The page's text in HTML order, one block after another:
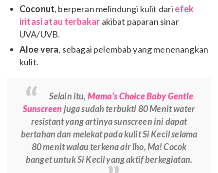
Coconut, berperan melindungi kulit dari efek
iritasi atau terbakar akibat paparan sinar
UVA/UVB.
Aloe vera, sebagai pelembab yang menenangkan
kulit.
Selain itu, Mama’s Choice Baby Gentle
Sunscreenjuga sudah terbukti 80 Menitwater
resistantyang artinya sunscreen ini dapat
bertahan dan melekat pada kulit Si Kecil selama
80 menit walau terkena air lho, Ma! Cocok
banget untuk Si Kecil yang aktif berkegiatan.